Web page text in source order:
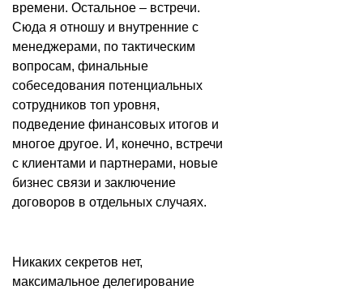
времени. Остальное – встречи.
Сюда я отношу и внутренние с
менеджерами, по тактическим
вопросам, финальные
собеседования потенциальных
сотрудников топ уровня,
подведение финансовых итогов и
многое другое. И, конечно, встречи
с клиентами и партнерами, новые
бизнес связи и заключение
договоров в отдельных случаях.
Никаких секретов нет,
максимальное делегирование